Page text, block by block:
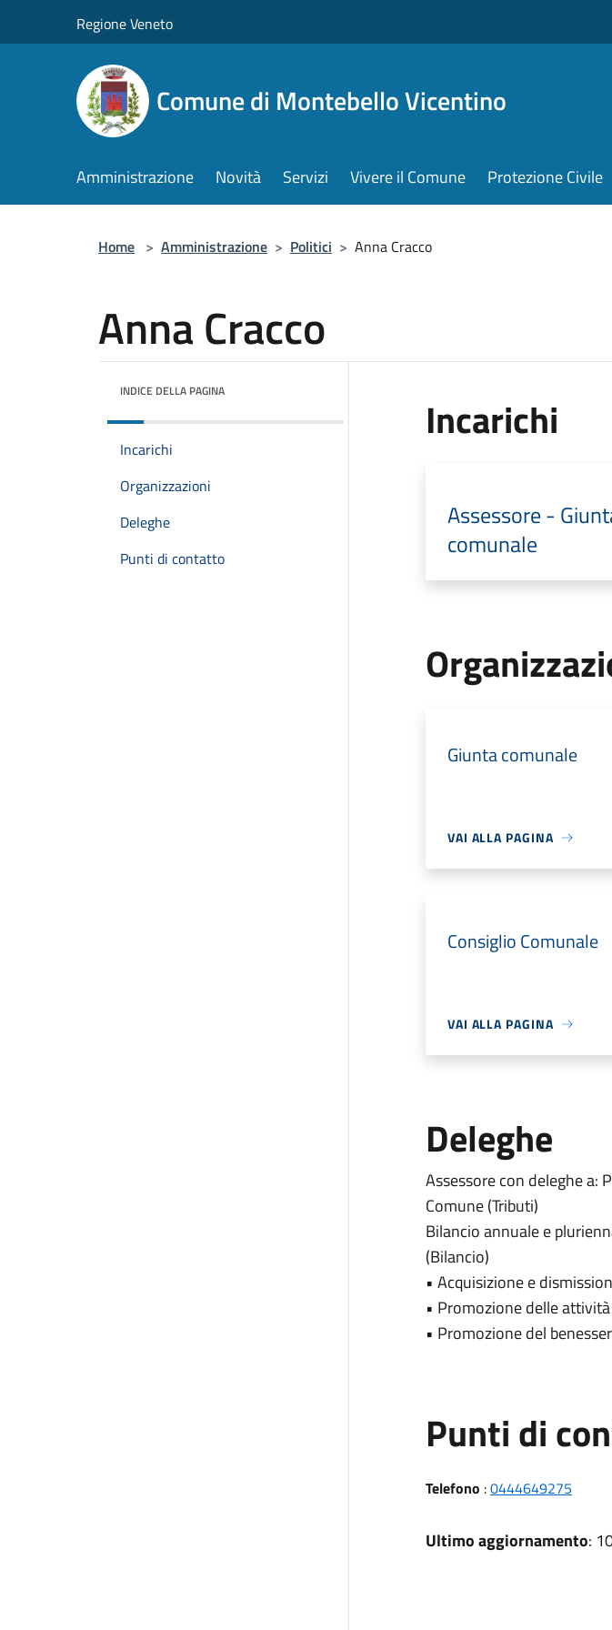
Regione Veneto
Comune di Montebello Vicentino
Amministrazione Novità Servizi Vivere il Comune Protezione Civile
Home > Amministrazione > Politici > Anna Cracco
Anna Cracco
INDICE DELLA PAGINA
Incarichi
Organizzazioni
Deleghe
Punti di contatto
Incarichi
Assessore -
comunale
Giunta comunale
VAI ALLA PAGINA
Consiglio Comunale
VAI ALLA PAGINA
Deleghe
Assessore con deleghe a:
Comune (Tributi)
Bilancio annuale e
(Bilancio)
• Acquisizione e
• Promozione delle
• Promozione del
Punti di
Telefono :0444649275
Ultimo aggiornamento: